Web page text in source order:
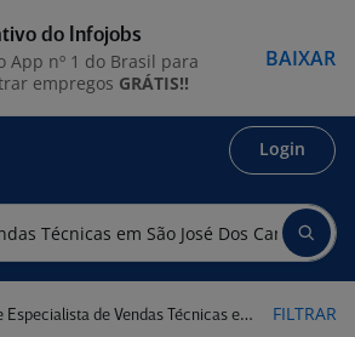
Login
de Vendas Técnicas em São José dos Campos - SP FILTRAR
do Infojobs
App nº 1 do Brasil para
empregos GRÁTIS!!
BAIXAR